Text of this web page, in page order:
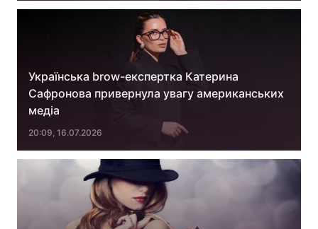
Українська brow-експертка Катерина
Сафронова привернула увагу американських
медіа
20:09, 16.07.2026